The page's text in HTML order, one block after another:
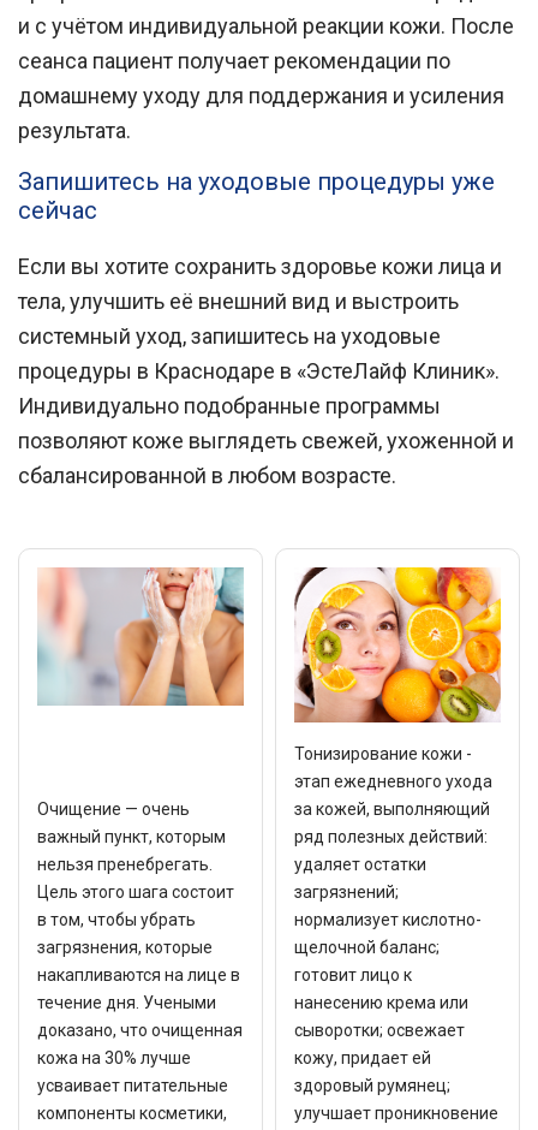
и с учётом индивидуальной реакции кожи. После
сеанса пациент получает рекомендации по
домашнему уходу для поддержания и усиления
результата.
Запишитесь на уходовые процедуры уже
сейчас
Если вы хотите сохранить здоровье кожи лица и
тела, улучшить её внешний вид и выстроить
системный уход, запишитесь на уходовые
процедуры в Краснодаре в «ЭстеЛайф Клиник».
Индивидуально подобранные программы
позволяют коже выглядеть свежей, ухоженной и
сбалансированной в любом возрасте.
Очищение — очень
важный пункт, которым
нельзя пренебрегать.
Цель этого шага состоит
в том, чтобы убрать
загрязнения, которые
накапливаются на лице в
течение дня. Учеными
доказано, что очищенная
кожа на 30% лучше
усваивает питательные
компоненты косметики,
Тонизирование кожи -
этап ежедневного ухода
за кожей, выполняющий
ряд полезных действий:
удаляет остатки
загрязнений;
нормализует кислотно-
щелочной баланс;
готовит лицо к
нанесению крема или
сыворотки; освежает
кожу, придает ей
здоровый румянец;
улучшает проникновение